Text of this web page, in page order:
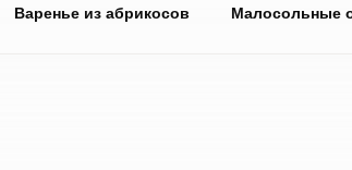
Варенье из абрикосов Малосольные